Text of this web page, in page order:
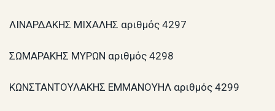
ΛΙΝΑΡΔΑΚΗΣ ΜΙΧΑΛΗΣ αριθμός 4297
ΣΩΜΑΡΑΚΗΣ ΜΥΡΩΝ αριθμός 4298
ΚΩΝΣΤΑΝΤΟΥΛΑΚΗΣ ΕΜΜΑΝΟΥΗΛ αριθμός 4299